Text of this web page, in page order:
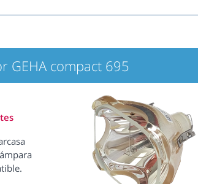
GEHA compact 695